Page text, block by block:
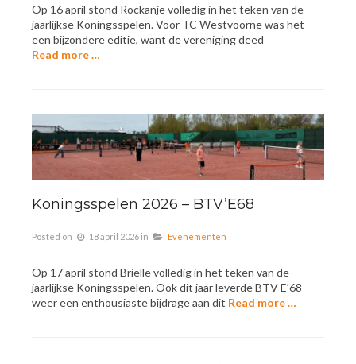
Op 16 april stond Rockanje volledig in het teken van de
jaarlijkse Koningsspelen. Voor TC Westvoorne was het
een bijzondere editie, want de vereniging deed
Read more …
Koningsspelen 2026 – BTV’E68
Posted on 18 april 2026 in Evenementen
Op 17 april stond Brielle volledig in het teken van de
jaarlijkse Koningsspelen. Ook dit jaar leverde BTV E’68
weer een enthousiaste bijdrage aan dit Read more …